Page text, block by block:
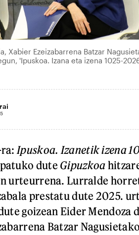
Xabier Ezeizabarrena Batzar
'Ipuskoa. Izana eta izena 1025-
Ipuskoa. Izanetik izena
dute Gipuzkoa
urteurrena. Lurralde
prestatu dute 2025.
goizean Eider Mendoza
Batzar Nagusietako